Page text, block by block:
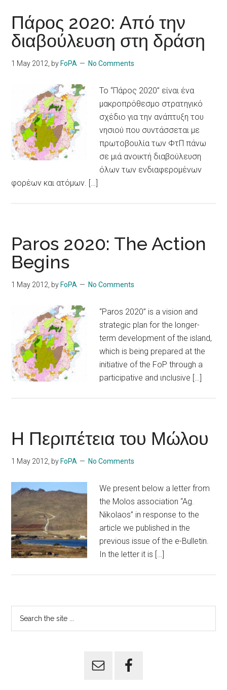
Πάρος 2020: Από την
διαβούλευση στη δράση
1 May 2012, by FoPA No Comments
Το “Πάρος 2020” είναι ένα
μακροπρόθεσμο στρατηγικό
σχέδιο για την ανάπτυξη του
νησιού που συντάσσεται με
πρωτοβουλία των ΦτΠ πάνω
σε μιά ανοικτή διαβούλευση
όλων των ενδιαφερομένων
φορέων και ατόμων. […]
Paros 2020: The Action
Begins
1 May 2012, by FoPA No Comments
“Paros 2020” is a vision and
strategic plan for the longer-
term development of the island,
which is being prepared at the
initiative of the FoP through a
participative and ιnclusive […]
Η Περιπέτεια του Μώλου
1 May 2012, by FoPA No Comments
We present below a letter from
the Molos association “Ag.
Nikolaos” in response to the
article we published in the
previous issue of the e-Bulletin.
In the letter it is […]
Primary
Sidebar